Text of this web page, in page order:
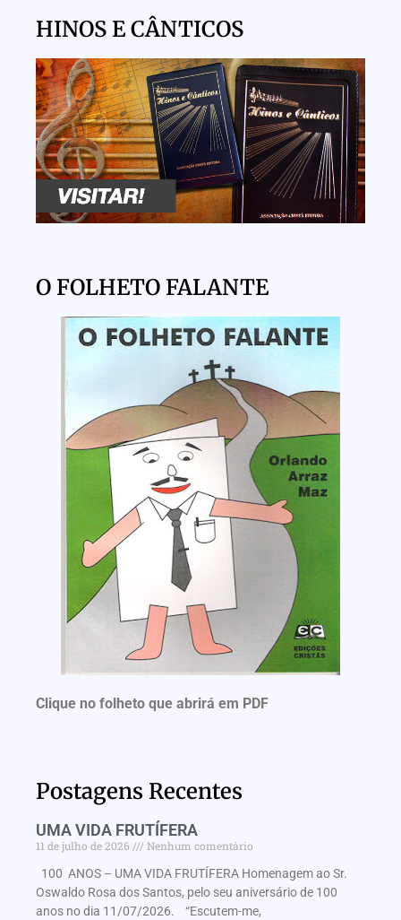
HINOS E CÂNTICOS
O FOLHETO FALANTE
Clique no folheto que abrirá em PDF
Postagens Recentes
UMA VIDA FRUTÍFERA
11 de julho de 2026
Nenhum comentário
100 ANOS – UMA VIDA FRUTÍFERA Homenagem ao Sr.
Oswaldo Rosa dos Santos, pelo seu aniversário de 100
anos no dia 11/07/2026. “Escutem-me,